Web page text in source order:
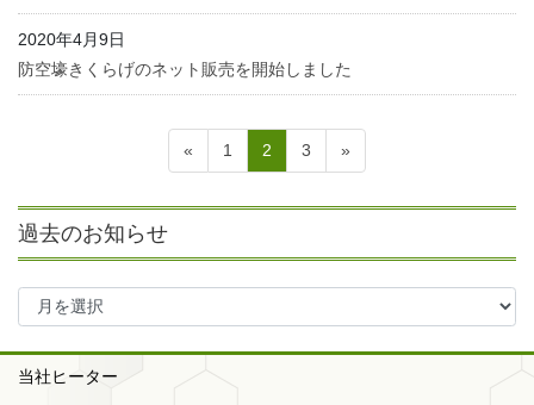
2020年4月9日
防空壕きくらげのネット販売を開始しました
の
ペ
ー
ジ
送
り
«
ペ
ー
ジ
1
ペ
ー
ジ
2
ペ
ー
ジ
3 »
過去のお知らせ
去
の
お
当社ヒーター